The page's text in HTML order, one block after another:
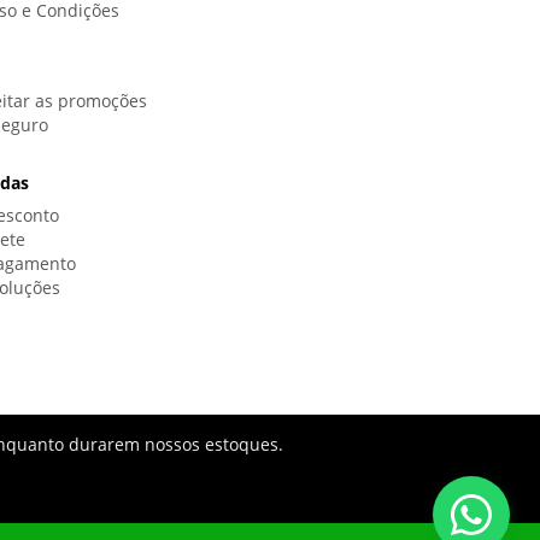
e Condições
as promoções
durarem nossos estoques.